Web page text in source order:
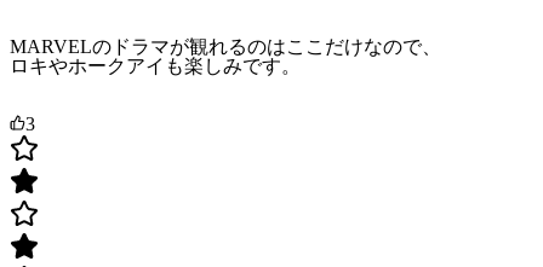
MARVELのドラマが観れるのはここだけなので、
ロキやホークアイも楽しみです。
3